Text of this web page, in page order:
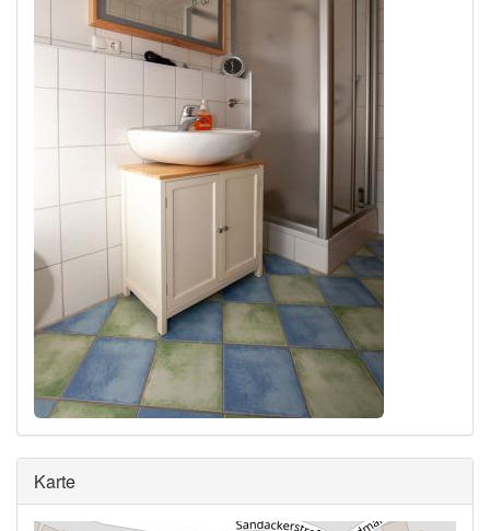
Ausblenden
Karte